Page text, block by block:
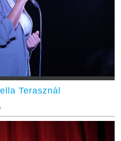
Terasznál